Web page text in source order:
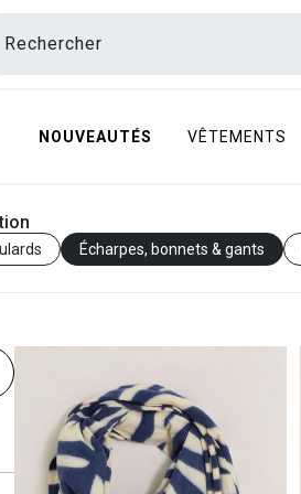
Rechercher
NOUVEAUTÉS VÊTEMENTS
Écharpes, bonnets & gants